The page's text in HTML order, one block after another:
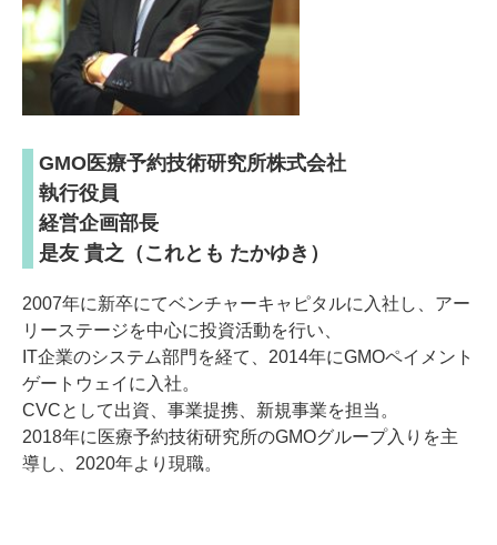
GMO医療予約技術研究所株式会社
執行役員
経営企画部長
是友 貴之（これとも たかゆき）
2007年に新卒にてベンチャーキャピタルに入社し、アー
リーステージを中心に投資活動を行い、
IT企業のシステム部門を経て、2014年にGMOペイメント
ゲートウェイに入社。
CVCとして出資、事業提携、新規事業を担当。
2018年に医療予約技術研究所のGMOグループ入りを主
導し、2020年より現職。